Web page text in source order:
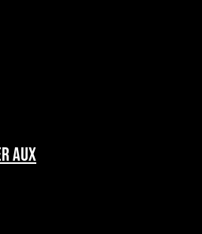
aux